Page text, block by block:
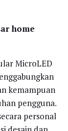
home
MicroLED
kemampuan
pengguna.
personal